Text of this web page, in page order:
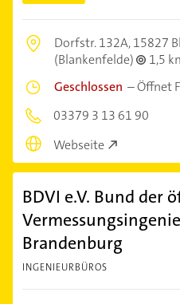
Dorfstr. 132A,15827
(Blankenfelde)
1,5
Geschlossen –Öffnet
03379 3 13 61 90
Webseite
BDVI e.V. Bund der
Brandenburg
INGENIEURBÜROS